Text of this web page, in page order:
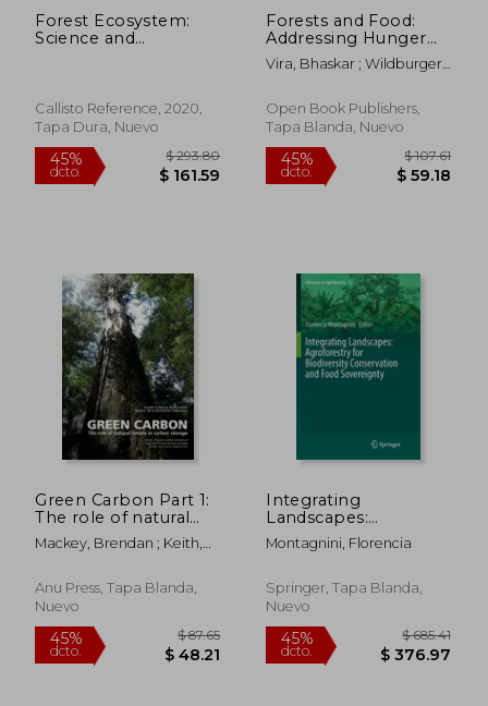
45%
dcto.
$ 105.32
$ 57.93
45%
dcto.
Forest Ecosystem:
Science and
Callisto Reference, 2020,
Tapa Dura, Nuevo
Forests and Food:
Addressing Hunger
and Nutrition Across
Sustainable
Inglés)
Vira, Bhaskar ; Wildburger,
Stephanie
Open Book Publishers,
Tapa Blanda, Nuevo
Green Carbon Part 1:
The role of natural
forests in carbon
storage (en Inglés)
Mackey, Brendan ; Keith,
Anu Press, Tapa Blanda,
Nuevo
Integrating
Landscapes:
Agroforestry for
Biodiversity
Food Sovereignty (en
Inglés)
Montagnini, Florencia
Springer, Tapa Blanda,
Nuevo